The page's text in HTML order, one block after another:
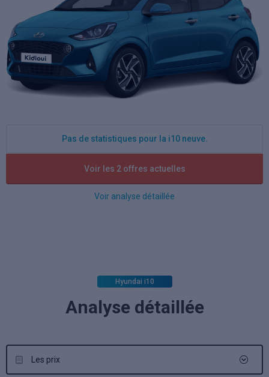
Pas de statistiques pour la i10 neuve.
Voir les 2 offres actuelles
Voir analyse détaillée
Hyundai i10
Analyse détaillée
Les prix